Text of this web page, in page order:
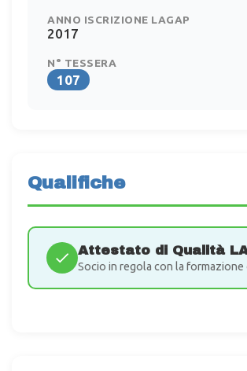
ANNO ISCRIZIONE LAGAP
2017
N° TESSERA
107
Qualifiche
Attestato di Qualità
Socio in regola con la formazione